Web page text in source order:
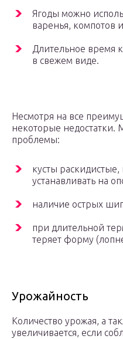
Ягоды можно
варенья, компотов
Длительное время
в свежем виде.
Несмотря на все
некоторые недостатки.
проблемы:
кусты
устанавливать на
наличие острых
при длительной
теряет форму
Урожайность
Количество урожая, а
увеличивается, если